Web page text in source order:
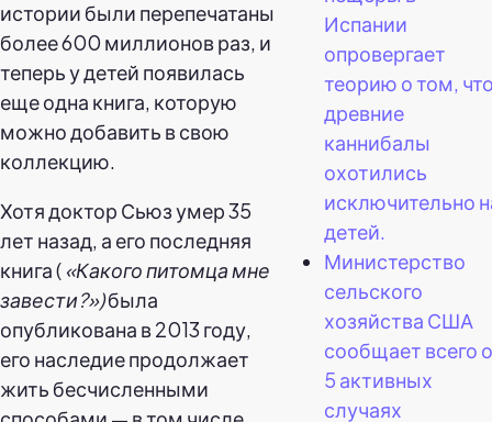
истории были перепечатаны
более 600 миллионов раз, и
теперь у детей появилась
еще одна книга, которую
можно добавить в свою
коллекцию.
Хотя доктор Сьюз умер 35
лет назад, а его последняя
книга ( «Какого питомца мне
завести?»)была
опубликована в 2013 году,
его наследие продолжает
жить бесчисленными
Испании
опровергает
теорию о том,
древние
каннибалы
охотились
исключительно
детей.
Министерство
сельского
хозяйства США
сообщает всего о
5 активных
случаях